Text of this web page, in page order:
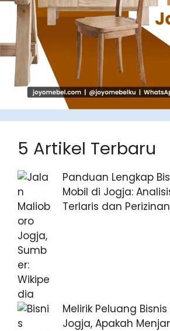
5 Artikel Terbaru
Panduan Lengkap
Mobil di Jogja:
Terlaris dan
Melirik Peluang
Jogja, Apakah